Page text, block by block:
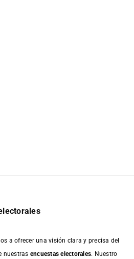
a ofrecer una visión clara y precisa del
nuestras encuestas electorales. Nuestro